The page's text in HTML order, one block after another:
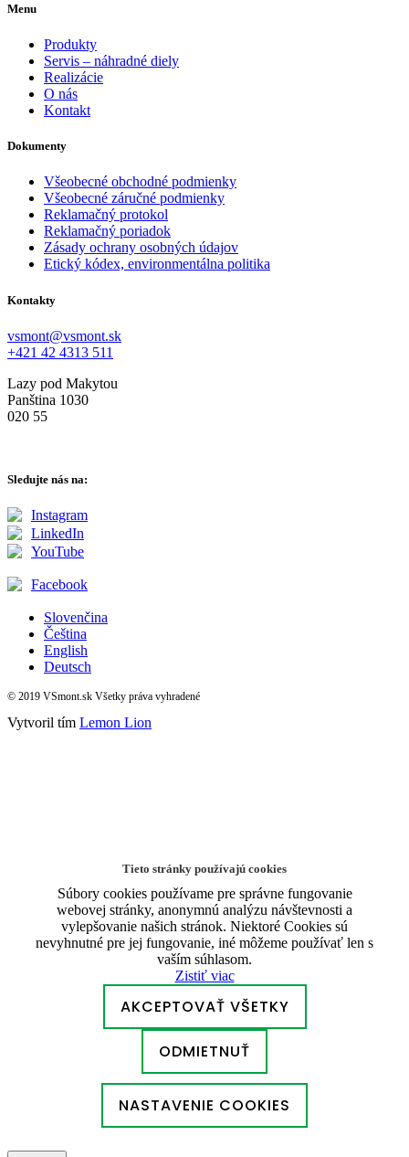
Menu
Produkty
Servis – náhradné diely
Realizácie
O nás
Kontakt
Dokumenty
Všeobecné obchodné podmienky
Všeobecné záručné podmienky
Reklamačný protokol
Reklamačný poriadok
Zásady ochrany osobných údajov
Etický kódex, environmentálna politika
Kontakty
vsmont@vsmont.sk
+421 42 4313 511
Lazy pod Makytou
Panština 1030
020 55
Sledujte nás na:
Instagram
LinkedIn
YouTube
Facebook
Slovenčina
Čeština
English
Deutsch
© 2019 VSmont.sk Všetky práva vyhradené
Vytvoril tím Lemon Lion
Tieto stránky používajú cookies
Súbory cookies používame pre správne fungovanie
webovej stránky, anonymnú analýzu návštevnosti a
vylepšovanie našich stránok. Niektoré Cookies sú
nevyhnutné pre jej fungovanie, iné môžeme používať len s
vaším súhlasom.
Zistiť viac
AKCEPTOVAŤ VŠETKY
ODMIETNUŤ
NASTAVENIE COOKIES